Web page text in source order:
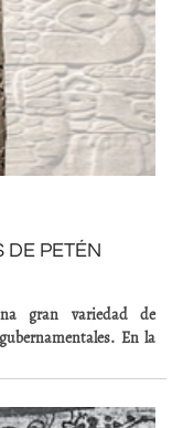
DE PETÉN
gran variedad de
En la